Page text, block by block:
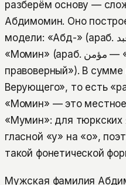
разберём основу —
Абдимомин. Оно
модели: «Абд-» (араб. عبد — «раб, слуга») плюс
«Момин» (араб. مؤمن — «верующий,
правоверный»). В
Верующего», то есть
«Момин» — это
«Мумин»: для тюркских
гласной «у» на «о»,
такой фонетической
Мужская фамилия